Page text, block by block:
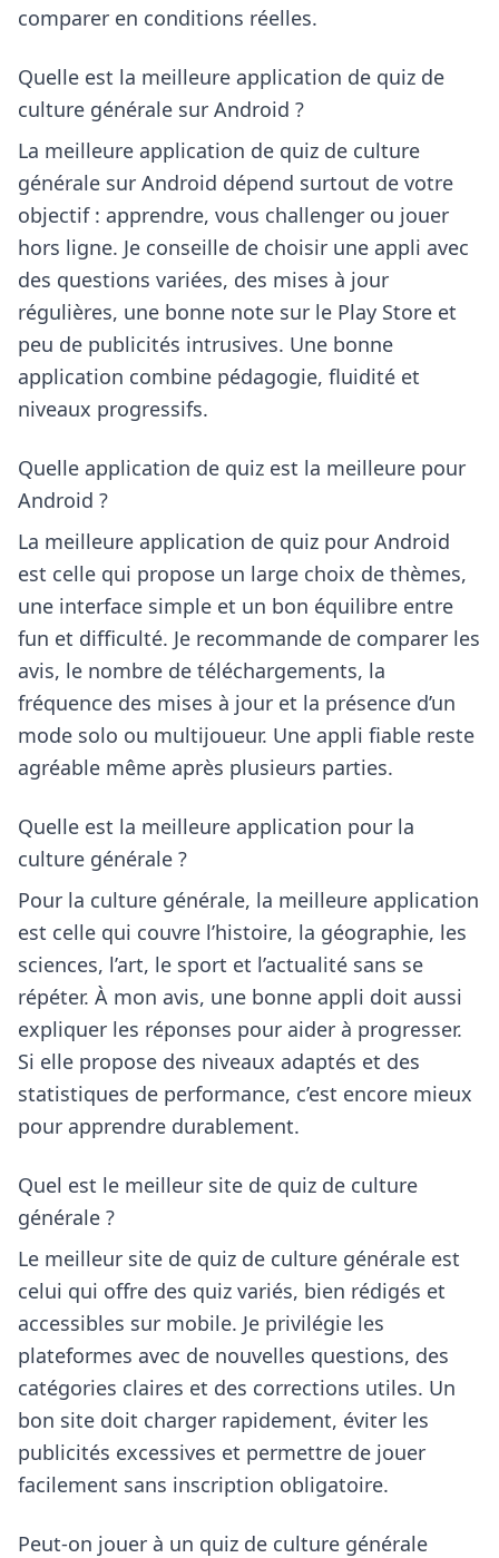
comparer en conditions réelles.
Quelle est la meilleure application de quiz de
culture générale sur Android ?
La meilleure application de quiz de culture
générale sur Android dépend surtout de votre
objectif : apprendre, vous challenger ou jouer
hors ligne. Je conseille de choisir une appli avec
des questions variées, des mises à jour
régulières, une bonne note sur le Play Store et
peu de publicités intrusives. Une bonne
application combine pédagogie, fluidité et
niveaux progressifs.
Quelle application de quiz est la meilleure pour
Android ?
La meilleure application de quiz pour Android
est celle qui propose un large choix de thèmes,
une interface simple et un bon équilibre entre
fun et difficulté. Je recommande de comparer les
avis, le nombre de téléchargements, la
fréquence des mises à jour et la présence d’un
mode solo ou multijoueur. Une appli fiable reste
agréable même après plusieurs parties.
Quelle est la meilleure application pour la
culture générale ?
Pour la culture générale, la meilleure application
est celle qui couvre l’histoire, la géographie, les
sciences, l’art, le sport et l’actualité sans se
répéter. À mon avis, une bonne appli doit aussi
expliquer les réponses pour aider à progresser.
Si elle propose des niveaux adaptés et des
statistiques de performance, c’est encore mieux
pour apprendre durablement.
Quel est le meilleur site de quiz de culture
générale ?
Le meilleur site de quiz de culture générale est
celui qui offre des quiz variés, bien rédigés et
accessibles sur mobile. Je privilégie les
plateformes avec de nouvelles questions, des
catégories claires et des corrections utiles. Un
bon site doit charger rapidement, éviter les
publicités excessives et permettre de jouer
facilement sans inscription obligatoire.
Peut-on jouer à un quiz de culture générale